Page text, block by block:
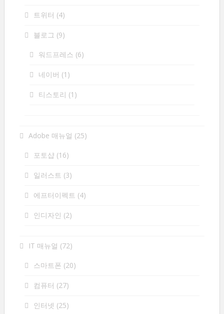
트위터 (4)
블로그 (9)
워드프레스 (6)
네이버 (1)
티스토리 (1)
Adobe 매뉴얼 (25)
포토샵 (16)
일러스트 (3)
에프터이펙트 (4)
인디자인 (2)
IT 매뉴얼 (72)
스마트폰 (20)
컴퓨터 (27)
인터넷 (25)